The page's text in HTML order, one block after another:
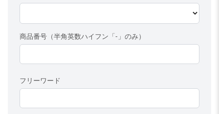
商品番号（半角英数ハイフン「-」のみ）
フリーワード